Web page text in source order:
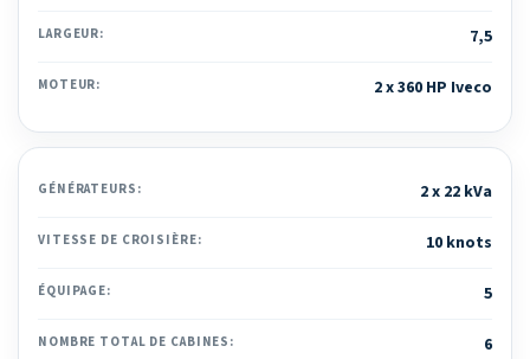
LARGEUR: 7,5
MOTEUR: 2 x 360 HP Iveco
GÉNÉRATEURS: 2 x 22 kVa
VITESSE DE CROISIÈRE: 10 knots
ÉQUIPAGE: 5
NOMBRE TOTAL DE CABINES: 6